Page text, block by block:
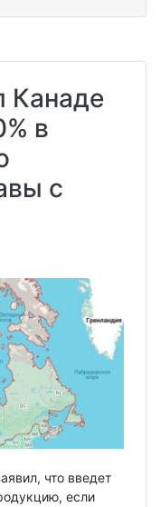
Канаде
в
с
что введет
если